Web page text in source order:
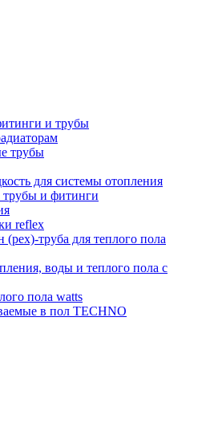
и трубы
трубы
для системы отопления
и фитинги
reflex
труба для теплого пола
воды и теплого пола с
пола watts
в пол TECHNO